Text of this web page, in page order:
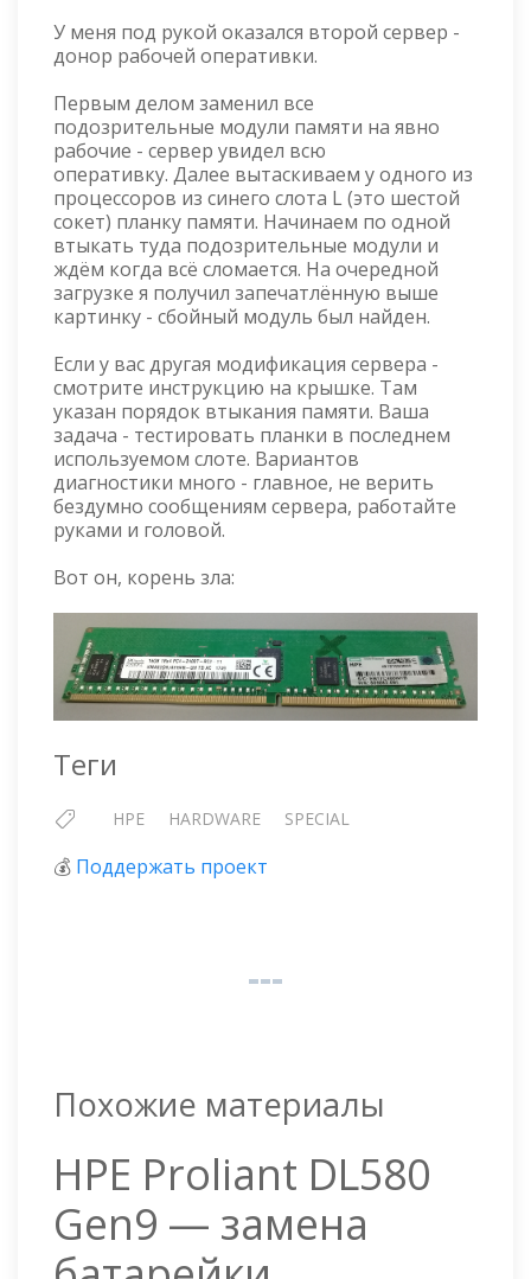
У меня под рукой оказался второй сервер -
донор рабочей оперативки.
Первым делом заменил все
подозрительные модули памяти на явно
рабочие - сервер увидел всю
оперативку. Далее вытаскиваем у одного из
процессоров из синего слота L (это шестой
сокет) планку памяти. Начинаем по одной
втыкать туда подозрительные модули и
ждём когда всё сломается. На очередной
загрузке я получил запечатлённую выше
картинку - сбойный модуль был найден.
Если у вас другая модификация сервера -
смотрите инструкцию на крышке. Там
указан порядок втыкания памяти. Ваша
задача - тестировать планки в последнем
используемом слоте. Вариантов
диагностики много - главное, не верить
бездумно сообщениям сервера, работайте
руками и головой.
Вот он, корень зла:
Теги
HPE HARDWARE SPECIAL
💰 Поддержать проект
Похожие материалы
HPE Proliant DL580
Gen9 — замена